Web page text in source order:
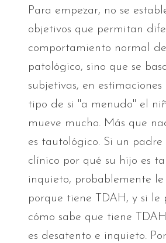
Para empezar, no se
objetivos que permitan
comportamiento normal
patológico, sino que se
subjetivas, en
tipo de si "a menudo" el
mueve mucho. Más que
es tautológico. Si un
clínico por qué su hijo es
inquieto, probablemente le
porque tiene TDAH, y si
cómo sabe que tiene
es desatento e inquieto.